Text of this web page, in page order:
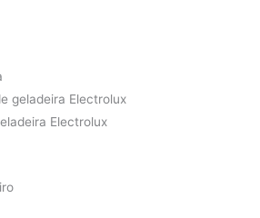
geladeira Electrolux
Electrolux